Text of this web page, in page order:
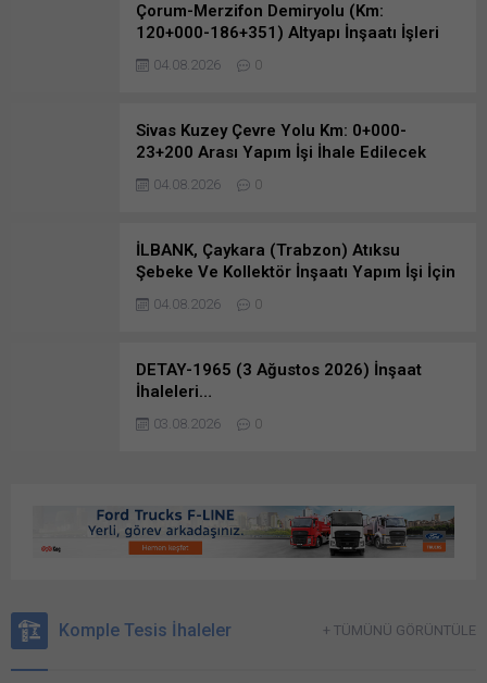
Çorum-Merzifon Demiryolu (Km:
120+000-186+351) Altyapı İnşaatı İşleri
İhalesi Sonuçlandı
04.08.2026 0
Sivas Kuzey Çevre Yolu Km: 0+000-
23+200 Arası Yapım İşi İhale Edilecek
04.08.2026 0
İLBANK, Çaykara (Trabzon) Atıksu
Şebeke Ve Kollektör İnşaatı Yapım İşi İçin
İhale Açtı
04.08.2026 0
DETAY-1965 (3 Ağustos 2026) İnşaat
İhaleleri…
03.08.2026 0
Komple Tesis İhaleler + TÜMÜNÜ GÖRÜNTÜLE